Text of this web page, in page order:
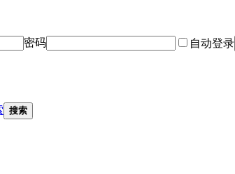
密码
自动登录
搜索